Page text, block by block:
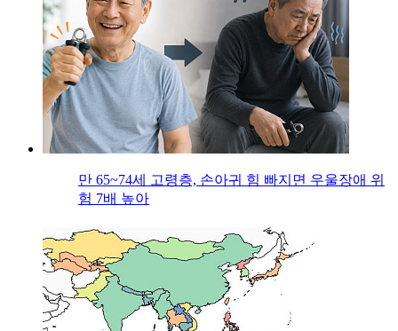
만 65~74세 고령층, 손아귀 힘 빠지면 우울장애 위
험 7배 높아